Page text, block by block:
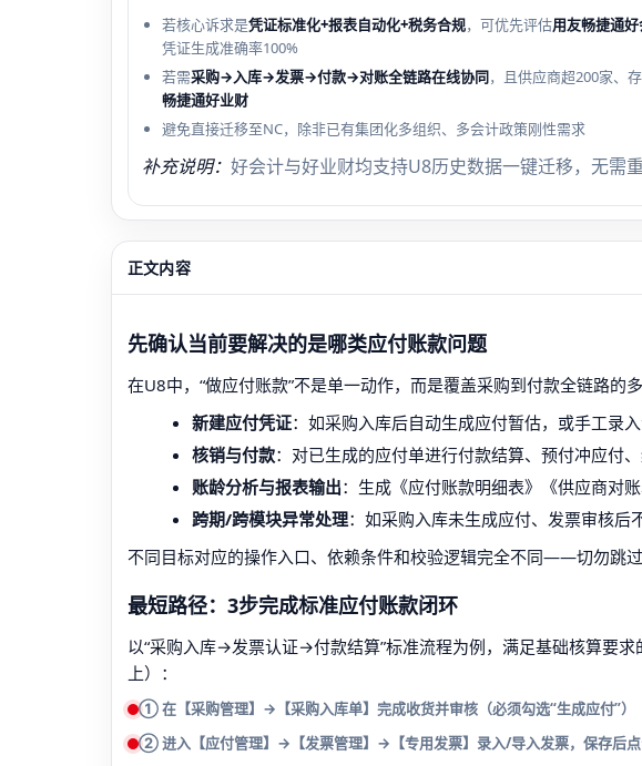
若核心诉求是凭证标准化+报表自动化+税务合规，可优先评估用友畅捷通
凭证生成准确率100%
若需采购→入库→发票→付款→对账全链路在线协同，且供应商超200家、
畅捷通好业财
避免直接迁移至NC，除非已有集团化多组织、多会计政策刚性需求
补充说明： 好会计与好业财均支持U8历史数据一键迁移，无需
正文内容
先确认当前要解决的是哪类应付账款问题
在U8中，“做应付账款”不是单一动作，而是覆盖采购到付款全链路的
新建应付凭证：如采购入库后自动生成应付暂估，或手工录入
核销与付款：对已生成的应付单进行付款结算、预付冲应付、
账龄分析与报表输出：生成《应付账款明细表》《供应商对账
跨期/跨模块异常处理：如采购入库未生成应付、发票审核后
不同目标对应的操作入口、依赖条件和校验逻辑完全不同——切勿跳过
最短路径：3步完成标准应付账款闭环
以“采购入库→发票认证→付款结算”标准流程为例，满足基础核算要
上）：
① 在【采购管理】→【采购入库单】完成收货并审核（必须勾选“生成应付”）
② 进入【应付管理】→【发票管理】→【专用发票】录入/导入发票，保存后点